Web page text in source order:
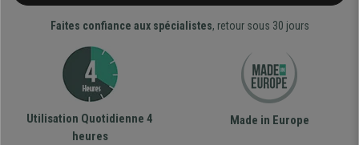
Faites confiance aux spécialistes, retour sous 30 jours
Utilisation Quotidienne 4
heures
Made in Europe